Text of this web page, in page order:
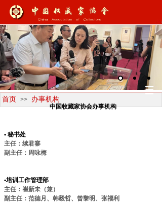
首页 >> 办事机构
中国收藏家协会办事机构
• 秘书处
主任：续君寨
副主任：周咏梅
•培训工作管理部
主任：崔新未（兼）
副主任：范德月、韩毅哲、曾黎明、张福利